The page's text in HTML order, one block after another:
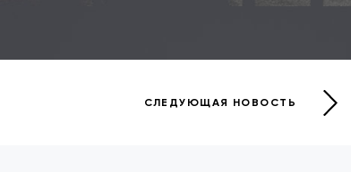
СЛЕДУЮЩАЯ НОВОСТЬ